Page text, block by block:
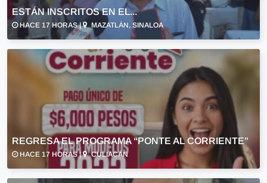
ESTÁN INSCRITOS EN EL...
HACE 17 HORAS | MAZATLÁN, SINALOA
REGRESA EL PROGRAMA “PONTE AL CORRIENTE”
HACE 17 HORAS | CULIACÁN